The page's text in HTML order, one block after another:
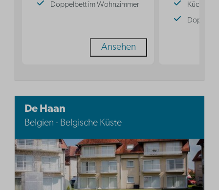
Doppelbett im Wohnzimmer
Ansehen
Küche
De Haan
Belgien - Belgische Küste